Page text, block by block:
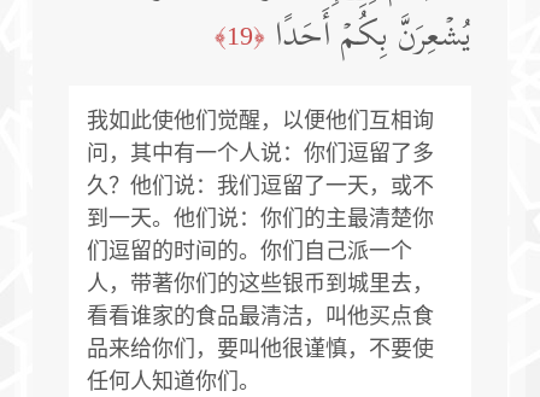
یُشۡعِرَنَّ بِكُمۡ أَحَدًا ﴿19﴾
我如此使他们觉醒，以便他们互相询
问，其中有一个人说：你们逗留了多
久？他们说：我们逗留了一天，或不
到一天。他们说：你们的主最清楚你
们逗留的时间的。你们自己派一个
人，带著你们的这些银币到城里去，
看看谁家的食品最清洁，叫他买点食
品来给你们，要叫他很谨慎，不要使
任何人知道你们。